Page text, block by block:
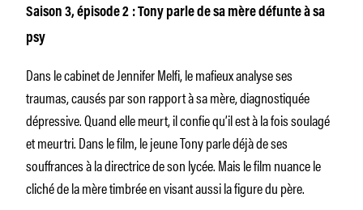
Saison 3, épisode 2 : Tony parle de sa mère défunte à sa
psy
Dans le cabinet de Jennifer Melfi, le mafieux analyse ses
traumas, causés par son rapport à sa mère, diagnostiquée
dépressive. Quand elle meurt, il confie qu’il est à la fois soulagé
et meurtri. Dans le film, le jeune Tony parle déjà de ses
souffrances à la directrice de son lycée. Mais le film nuance le
cliché de la mère timbrée en visant aussi la figure du père.